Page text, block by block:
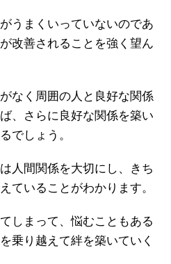
うまくいっていないのであ
改善されることを強く望ん
なく周囲の人と良好な関係
、さらに良好な関係を築い
でしょう。
人間関係を大切にし、きち
ていることがわかります。
しまって、悩むこともある
乗り越えて絆を築いていく